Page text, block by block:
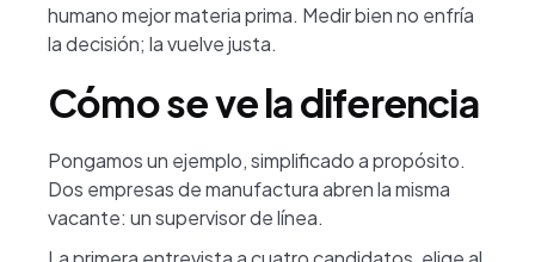
humano mejor materia prima. Medir bien no enfría
la decisión; la vuelve justa.
Cómo se ve la diferencia
Pongamos un ejemplo, simplificado a propósito.
Dos empresas de manufactura abren la misma
vacante: un supervisor de línea.